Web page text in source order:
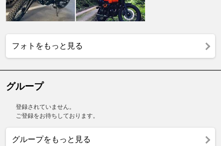
フォトをもっと見る
グループ
登録されていません。
ご登録をお待ちしております。
グループをもっと見る